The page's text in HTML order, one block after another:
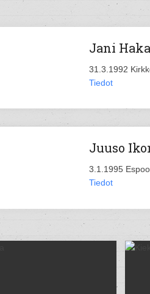
Jani
31.3.1992
Tiedot
Juuso
3.1.1995 Espoo
Tiedot